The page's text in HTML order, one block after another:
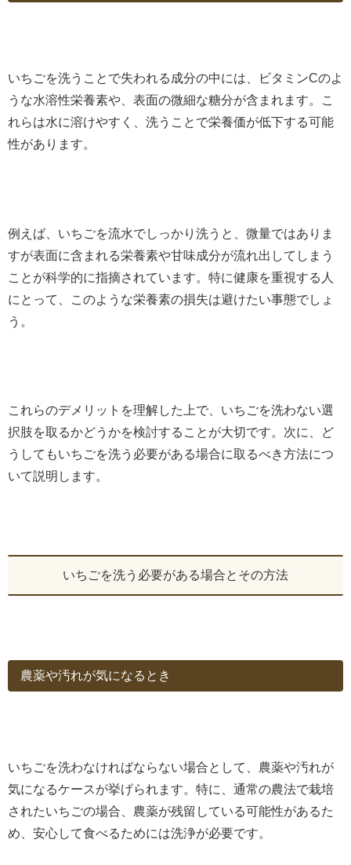
いちごを洗うことで失われる成分の中には、ビタミンCのよ
うな水溶性栄養素や、表面の微細な糖分が含まれます。こ
れらは水に溶けやすく、洗うことで栄養価が低下する可能
性があります。
例えば、いちごを流水でしっかり洗うと、微量ではありま
すが表面に含まれる栄養素や甘味成分が流れ出してしまう
ことが科学的に指摘されています。特に健康を重視する人
にとって、このような栄養素の損失は避けたい事態でしょ
う。
これらのデメリットを理解した上で、いちごを洗わない選
択肢を取るかどうかを検討することが大切です。次に、ど
うしてもいちごを洗う必要がある場合に取るべき方法につ
いて説明します。
いちごを洗う必要がある場合とその方法
農薬や汚れが気になるとき
いちごを洗わなければならない場合として、農薬や汚れが
気になるケースが挙げられます。特に、通常の農法で栽培
されたいちごの場合、農薬が残留している可能性があるた
め、安心して食べるためには洗浄が必要です。